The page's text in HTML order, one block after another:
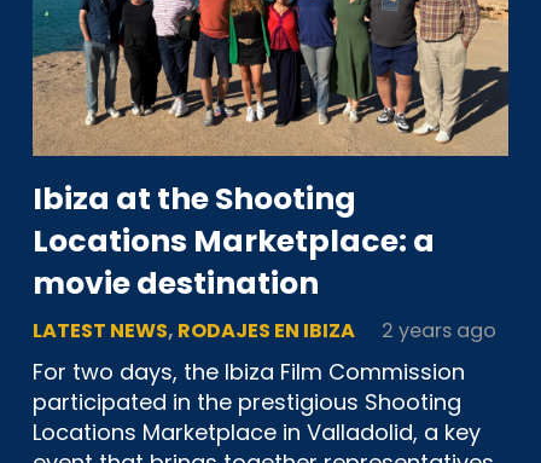
Ibiza at the Shooting
Locations Marketplace: a
movie destination
LATEST NEWS, RODAJES EN IBIZA 2 years ago
For two days, the Ibiza Film Commission
participated in the prestigious Shooting
Locations Marketplace in Valladolid, a key